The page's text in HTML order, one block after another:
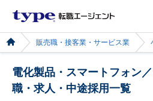
販売職・接客業・サービス業
電化製品・スマートフォン
職・求人・中途採用一覧